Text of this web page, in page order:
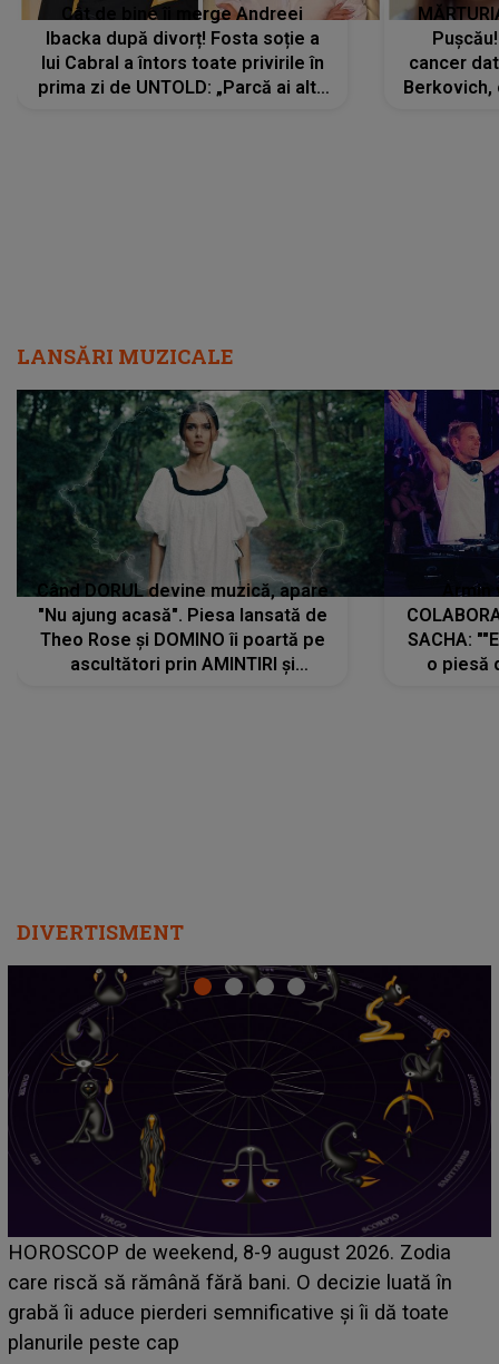
Cât de bine îi merge Andreei
Ibacka după divorț! Fosta soție a
lui Cabral a întors toate privirile în
prima zi de UNTOLD: „Parcă ai altă
cancer
LANSĂRI MUZICALE
Când DORUL devine muzică, apare
"Nu ajung acasă". Piesa lansată de
Theo Rose și DOMINO îi poartă pe
ascultători prin AMINTIRI și
SACHA:
o piesă
DIVERTISMENT
Emanuel a ținut ACEST DETALIU ASCUNS până
acum! În fața Alexandrei, concurentul din Casa Iubirii
face o MĂRTURISIRE NEAȘTEPTATĂ despre mama
sa: "I-am spus și ei în față, eu nu te iubesc pentru